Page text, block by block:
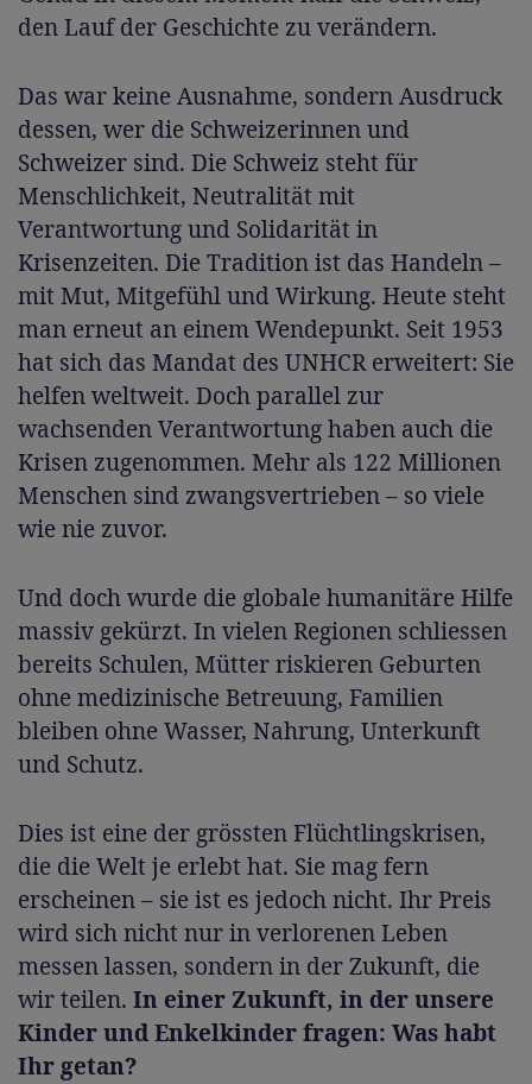
den Lauf der Geschichte zu verändern.
Das war keine Ausnahme, sondern Ausdruck
dessen, wer die Schweizerinnen und
Schweizer sind. Die Schweiz steht für
Menschlichkeit, Neutralität mit
Verantwortung und Solidarität in
Krisenzeiten. Die Tradition ist das Handeln –
mit Mut, Mitgefühl und Wirkung. Heute steht
man erneut an einem Wendepunkt. Seit 1953
hat sich das Mandat des UNHCR erweitert: Sie
helfen weltweit. Doch parallel zur
wachsenden Verantwortung haben auch die
Krisen zugenommen. Mehr als 122 Millionen
Menschen sind zwangsvertrieben – so viele
wie nie zuvor.
Und doch wurde die globale humanitäre Hilfe
massiv gekürzt. In vielen Regionen schliessen
bereits Schulen, Mütter riskieren Geburten
ohne medizinische Betreuung, Familien
bleiben ohne Wasser, Nahrung, Unterkunft
und Schutz.
Dies ist eine der grössten Flüchtlingskrisen,
die die Welt je erlebt hat. Sie mag fern
erscheinen – sie ist es jedoch nicht. Ihr Preis
wird sich nicht nur in verlorenen Leben
messen lassen, sondern in der Zukunft, die
wir teilen. In einer Zukunft, in der unsere
Kinder und Enkelkinder fragen: Was habt
Ihr getan?